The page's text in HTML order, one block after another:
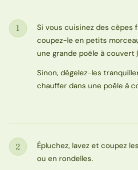
Étape
1
Si vous cuisinez des cèpes
coupez-le en petits
une grande poêle à couvert
Sinon, dégelez-les
chauffer dans une poêle à
Étape
2
Épluchez, lavez et coupez
ou en rondelles.